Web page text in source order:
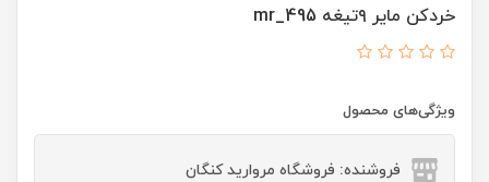
خردکن مایر ۹تیغه mr_495
ویژگی‌های محصول
فروشنده: فروشگاه مروارید کنگان